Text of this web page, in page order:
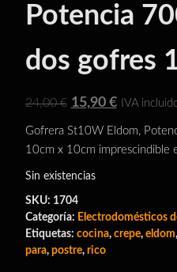
Potencia
dos gofres
24,00€ El
precio
original
era:
15,90 €El
precio
actual
IVA
Gofrera St10W Eldom,
10cm x 10cm imprescindible
Sin existencias
SKU: 1704
Categoría: Electrodomésticos
Etiquetas: cocina, crepe, eldom,
para, postre, rico